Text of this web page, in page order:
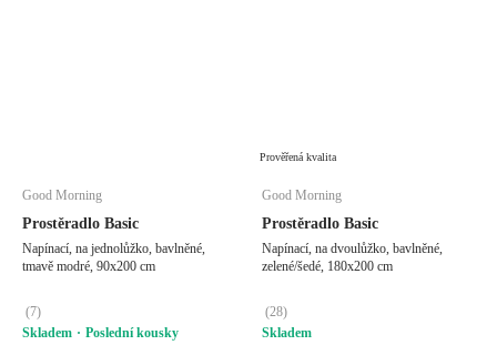
Good Morning
Prostěradlo Basic
Napínací, na jednolůžko, bavlněné,
tmavě modré, 90x200 cm
(7)
Skladem
Poslední kousky
Prověřená kvalita
Good Morning
Prostěradlo Basic
Napínací, na dvoulůžko, bavlněné,
zelené/šedé, 180x200 cm
(28)
Skladem